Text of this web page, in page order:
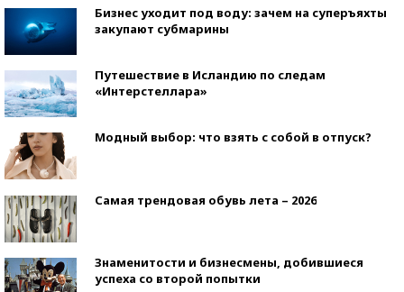
Бизнес уходит под воду: зачем на суперъяхты
закупают субмарины
Путешествие в Исландию по следам
«Интерстеллара»
Модный выбор: что взять с собой в отпуск?
Самая трендовая обувь лета – 2026
Знаменитости и бизнесмены, добившиеся
успеха со второй попытки